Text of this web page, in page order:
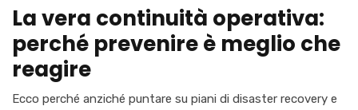
La vera continuità operativa:
perché prevenireè meglio che
reagire
Ecco perché anziché puntare su piani di disaster recovery e